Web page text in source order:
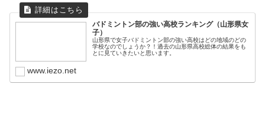
バドミントン部の強い高校ランキング（山形県女
子）
山形県で女子バドミントン部の強い高校はどの地域のどの
学校なのでしょうか？！過去の山形県高校総体の結果をも
とに見ていきたいと思います。
www.iezo.net